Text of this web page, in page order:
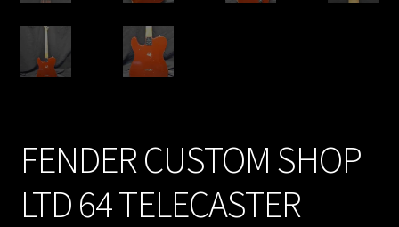
FENDER CUSTOM SHOP
LTD 64 TELECASTER